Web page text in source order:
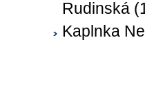
Rudinská
Kaplnka